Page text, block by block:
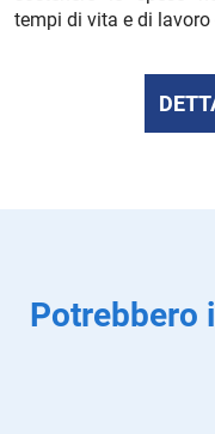
tempi di vita e di
Potrebbero